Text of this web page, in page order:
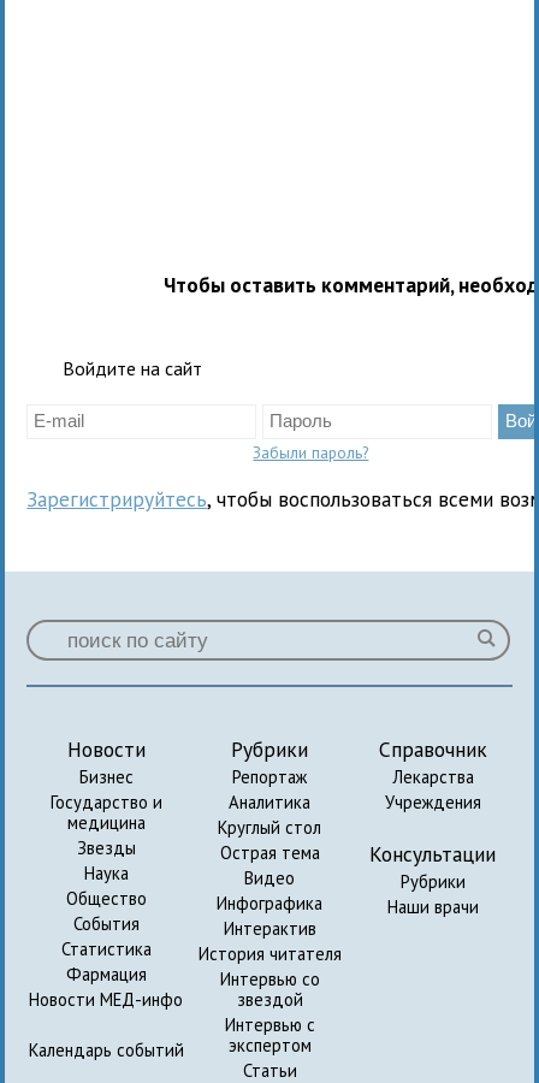
Чтобы оставить комментарий,
Войдите на сайт
Забыли пароль?
Зарегистрируйтесь, чтобы воспользоваться всеми
Новости
Бизнес
Государство и
медицина
Звезды
Наука
Общество
События
Статистика
Фармация
Новости МЕД-инфо
Календарь событий
Рубрики
Репортаж
Аналитика
Круглый стол
Острая тема
Видео
Инфографика
Интерактив
История читателя
Интервью со
звездой
Интервью с
экспертом
Статьи
Справочник
Лекарства
Учреждения
Консультации
Рубрики
Наши врачи